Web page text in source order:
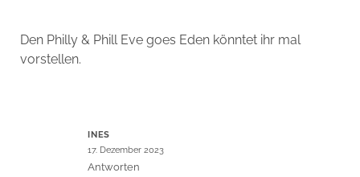
Den Philly & Phill Eve goes Eden könntet ihr mal
vorstellen.
INES
17. Dezember 2023
Antworten